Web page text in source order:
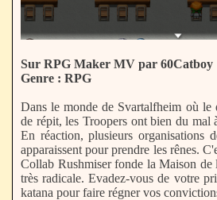
Sur RPG Maker MV par 60Catboy
Genre : RPG
Dans le monde de Svartalfheim où le
de répit, les Troopers ont bien du mal
En réaction, plusieurs organisations
apparaissent pour prendre les rênes.
Collab Rushmiser fonde la Maison de
très radicale. Evadez-vous de votre
katana pour faire régner vos